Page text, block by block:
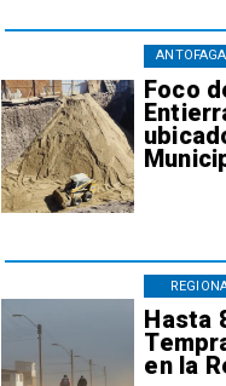
Foco
Hasta
en la